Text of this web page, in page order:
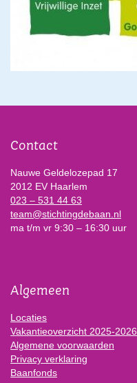
Contact
Nauwe Geldelozepad 17
2012 EV Haarlem
023 – 531 44 63
team@stichtingdebaan.nl
ma t/m vr 9:30 – 16:30 uur
Algemeen
Locaties
Vakantieoverzicht 2025-2026
Algemene voorwaarden
Privacy verklaring
Baanfonds